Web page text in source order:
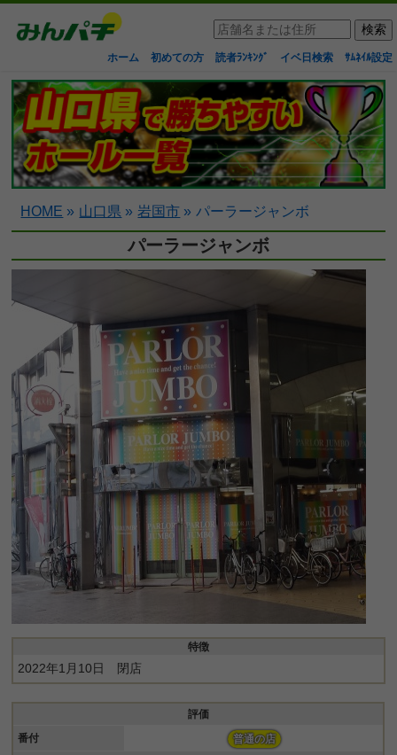
ホーム 初めての方 読者ﾗﾝｷﾝｸﾞ イベ日検索 ｻﾑﾈｲﾙ設定
HOME » 山口県 » 岩国市 » パーラージャンボ
パーラージャンボ
特徴
2022年1月10日 閉店
評価
番付
普通の店